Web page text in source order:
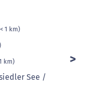
1 km)
km)
See /